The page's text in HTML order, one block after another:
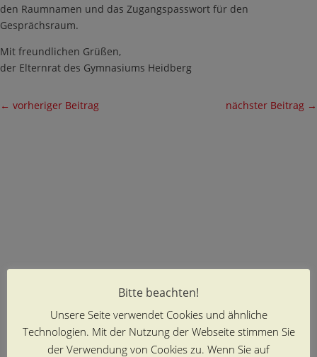
den Raumnamen und das Zugangspasswort für den
Gesprächsraum.
Mit freundlichen Grüßen,
der Elternrat des Gymnasiums Heidberg
← vorheriger Beitrag nächster Beitrag →
Bitte beachten!
Unsere Seite verwendet Cookies und ähnliche
Technologien. Mit der Nutzung der Webseite stimmen Sie
der Verwendung von Cookies zu. Wenn Sie auf